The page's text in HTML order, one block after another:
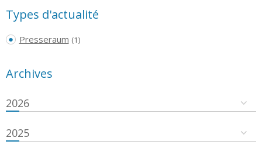
Types d'actualité
Presseraum (1)
Archives
2026
2025